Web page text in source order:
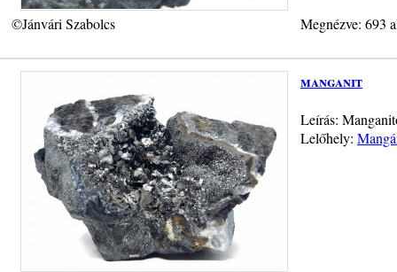
©Jánvári Szabolcs Megnézve: 693
manganit
Leírás:
Lelőhely: